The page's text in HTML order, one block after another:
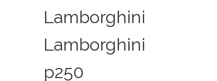
Lamborghini
Lamborghini
p250